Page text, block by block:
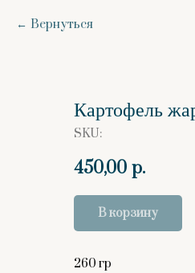
Вернуться
Картофель
SKU:
450,00 р.
В корзину
260 гр